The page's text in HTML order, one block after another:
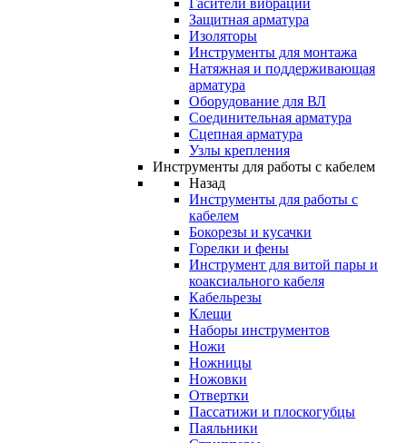
Гасители вибрации
Защитная арматура
Изоляторы
Инструменты для монтажа
Натяжная и поддерживающая
арматура
Оборудование для ВЛ
Соединительная арматура
Сцепная арматура
Узлы крепления
Инструменты для работы с кабелем
Назад
Инструменты для работы с
кабелем
Бокорезы и кусачки
Горелки и фены
Инструмент для витой пары и
коаксиального кабеля
Кабельрезы
Клещи
Наборы инструментов
Ножи
Ножницы
Ножовки
Отвертки
Пассатижи и плоскогубцы
Паяльники